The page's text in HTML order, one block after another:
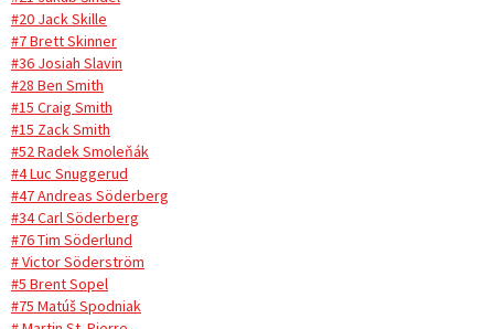
#20 Jack Skille
#7 Brett Skinner
#36 Josiah Slavin
#28 Ben Smith
#15 Craig Smith
#15 Zack Smith
#52 Radek Smoleňák
#4 Luc Snuggerud
#47 Andreas Söderberg
#34 Carl Söderberg
#76 Tim Söderlund
# Victor Söderström
#5 Brent Sopel
#75 Matúš Spodniak